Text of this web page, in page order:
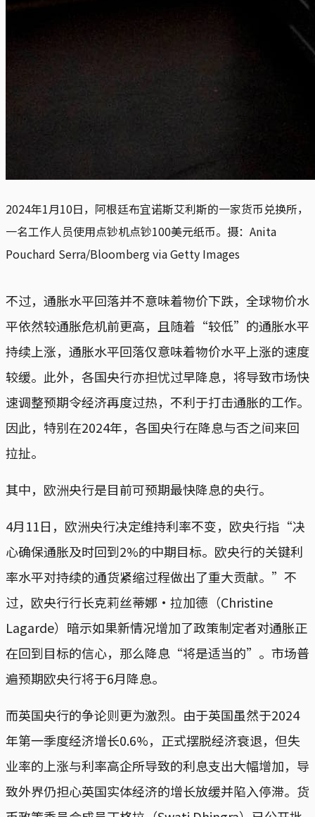
2024年1月10日，阿根廷布宜诺斯艾利斯的一家货币兑换所，
一名工作人员使用点钞机点钞100美元纸币。摄：Anita
Pouchard Serra/Bloomberg via Getty Images
不过，通胀水平回落并不意味着物价下跌，全球物价水
平依然较通胀危机前更高，且随着“较低”的通胀水平
持续上涨，通胀水平回落仅意味着物价水平上涨的速度
较缓。此外，各国央行亦担忧过早降息，将导致市场快
速调整预期令经济再度过热，不利于打击通胀的工作。
因此，特别在2024年，各国央行在降息与否之间来回
拉扯。
其中，欧洲央行是目前可预期最快降息的央行。
4月11日，欧洲央行决定维持利率不变，欧央行指“决
心确保通胀及时回到2%的中期目标。欧央行的关键利
率水平对持续的通货紧缩过程做出了重大贡献。”不
过，欧央行行长克莉丝蒂娜·拉加德（Christine
Lagarde）暗示如果新情况增加了政策制定者对通胀正
在回到目标的信心，那么降息“将是适当的”。市场普
遍预期欧央行将于6月降息。
而英国央行的争论则更为激烈。由于英国虽然于2024
年第一季度经济增长0.6%，正式摆脱经济衰退，但失
业率的上涨与利率高企所导致的利息支出大幅增加，导
致外界仍担心英国实体经济的增长放缓并陷入停滞。货